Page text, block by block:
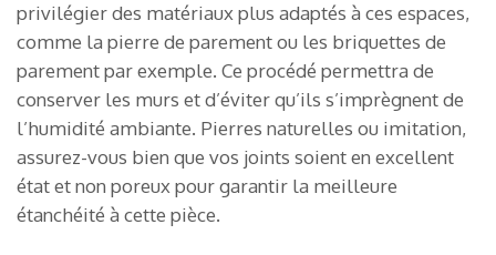
privilégier des matériaux plus adaptés à ces espaces,
comme la pierre de parement ou les briquettes de
parement par exemple. Ce procédé permettra de
conserver les murs et d’éviter qu’ils s’imprègnent de
l’humidité ambiante. Pierres naturelles ou imitation,
assurez-vous bien que vos joints soient en excellent
état et non poreux pour garantir la meilleure
étanchéité à cette pièce.